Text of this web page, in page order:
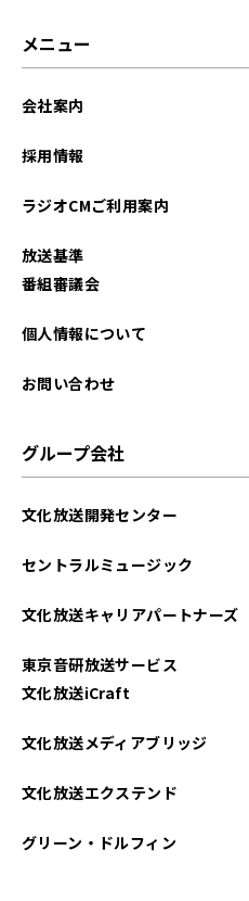
メニュー
会社案内
採用情報
ラジオCMご利用案内
放送基準
番組審議会
個人情報について
お問い合わせ
グループ会社
文化放送開発センター
セントラルミュージック
文化放送キャリアパートナーズ
東京音研放送サービス
文化放送iCraft
文化放送メディアブリッジ
文化放送エクステンド
グリーン・ドルフィン